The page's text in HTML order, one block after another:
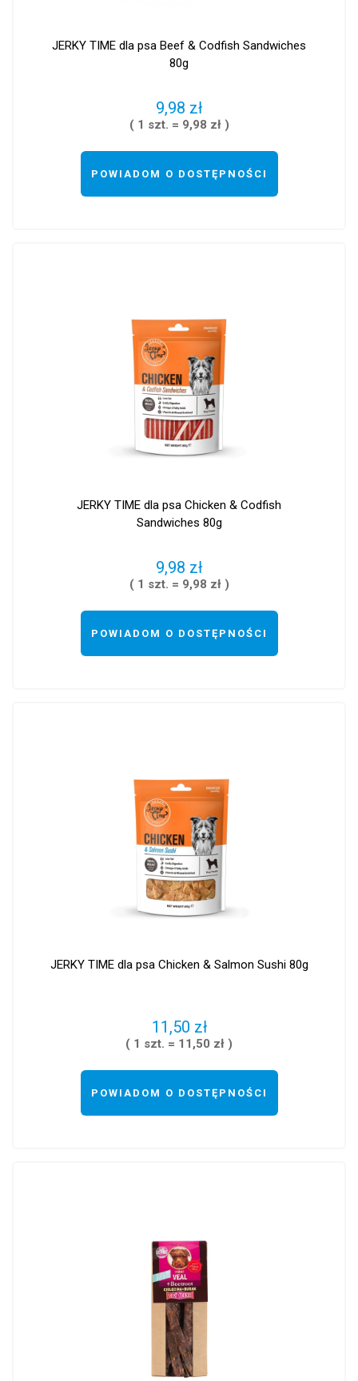
JERKY TIME dla psa Beef & Codfish Sandwiches
80g
9,98 zł
( 1 szt. = 9,98 zł )
POWIADOM O DOSTĘPNOŚCI
JERKY TIME dla psa Chicken & Codfish
Sandwiches 80g
9,98 zł
( 1 szt. = 9,98 zł )
POWIADOM O DOSTĘPNOŚCI
JERKY TIME dla psa Chicken & Salmon Sushi 80g
11,50 zł
( 1 szt. = 11,50 zł )
POWIADOM O DOSTĘPNOŚCI